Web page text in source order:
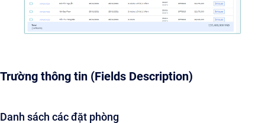
Trường thông tin (Fields Description)
Danh sách các đặt phòng